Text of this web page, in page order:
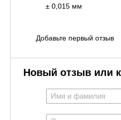
± 0,015 мм
Добавьте первый отзыв
Новый отзыв или